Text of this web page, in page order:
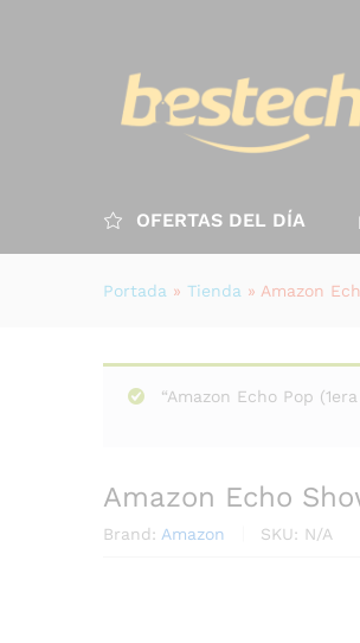
OFERTAS DEL DÍA
Portada » Tienda » Amazon
“Amazon Echo Pop
Amazon Echo
Brand: Amazon SKU: N/A